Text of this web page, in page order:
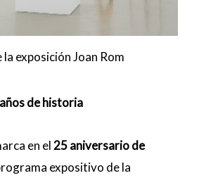
exposición Joan Rom
de historia
en el25 aniversario de
expositivo de la